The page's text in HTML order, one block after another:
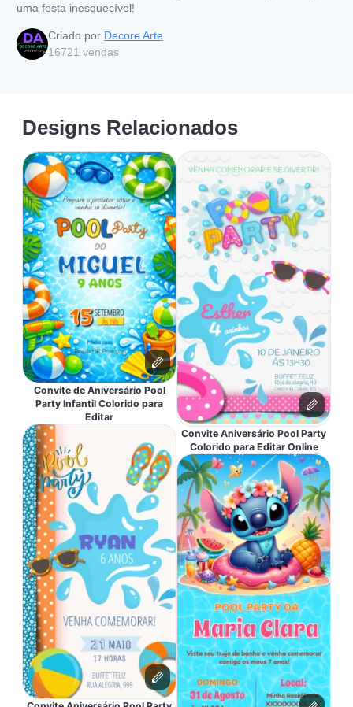
uma festa inesquecível!
Criado por Decore Arte
16721 vendas
Designs Relacionados
Convite de Aniversário Pool
Party Infantil Colorido para
Editar
Convite Aniversário Pool Party
Colorido para Editar Online